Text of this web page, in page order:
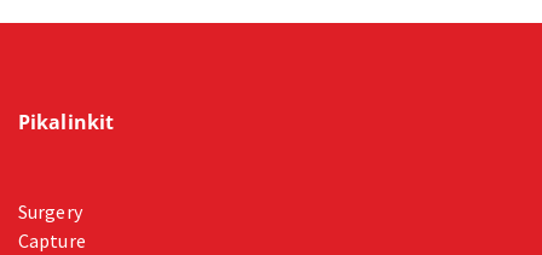
Pikalinkit
Surgery
Capture